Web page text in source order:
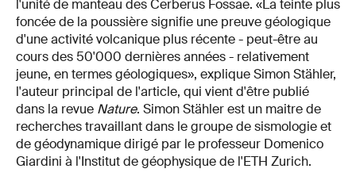
l'unité de manteau des Cerberus Fossae. «La teinte plus
foncée de la poussière signifie une preuve géologique
d'une activité volcanique plus récente - peut-être au
cours des 50'000 dernières années - relativement
jeune, en termes géologiques», explique Simon Stähler,
l'auteur principal de l'article, qui vient d'être publié
dans la revue Nature. Simon Stähler est un maitre de
recherches travaillant dans le groupe de sismologie et
de géodynamique dirigé par le professeur Domenico
Giardini à l'Institut de géophysique de l'ETH Zurich.